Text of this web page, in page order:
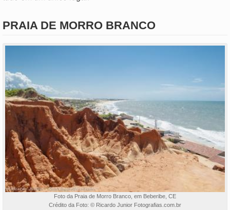
PRAIA DE MORRO BRANCO
Foto da Praia de Morro Branco, em Beberibe, CE
Crédito da Foto: © Ricardo Junior Fotografias.com.br